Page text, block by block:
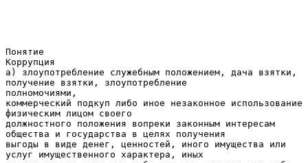
Понятие
Коррупция
а) злоупотребление служебным положением, дача взятки,
получение взятки, злоупотребление
полномочиями,
коммерческий подкуп либо иное незаконное использование
физическим лицом своего
должностного положения вопреки законным интересам
общества и государства в целях получения
выгоды в виде денег, ценностей, иного имущества или
услуг имущественного характера, иных